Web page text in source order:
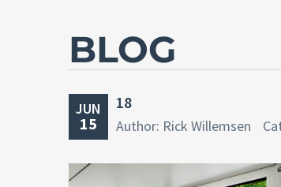
BLOG
JUN
15
18
Author: Rick Willemsen